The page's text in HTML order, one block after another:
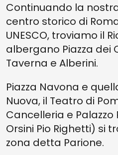
Continuando la
centro storico di
UNESCO, troviamo il
albergano Piazza dei
Taverna e Alberini.
Piazza Navona e
Nuova, il Teatro di
Cancelleria e
Orsini Pio Righetti) si
zona detta Parione.